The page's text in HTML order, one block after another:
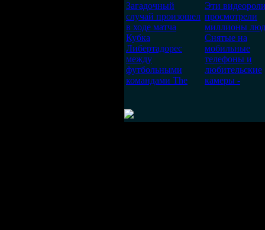
Загадочный
случай произошел
в ходе матча
Кубка
Либертадорес
между
футбольными
командами The
Эти
просмотрели
миллионы
Снятые на
мобильные
телефоны и
любительские
камеры -